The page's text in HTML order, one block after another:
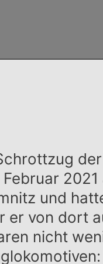
und
er von dort
nicht